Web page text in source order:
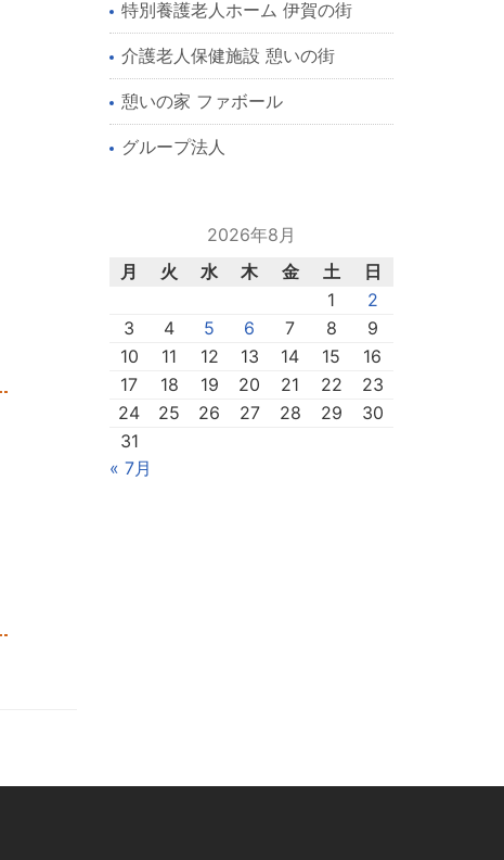
特別養護老人ホーム 伊賀の街
介護老人保健施設 憩いの街
憩いの家 ファボール
グループ法人
2026年8月
月
火 水 木 金 土
日
1
2
3
4 5 6 7 8
9
10
11 12 13 14 15
16
17
18 19 20 21 22
23
24
25 26 27 28 29
30
31
« 7月